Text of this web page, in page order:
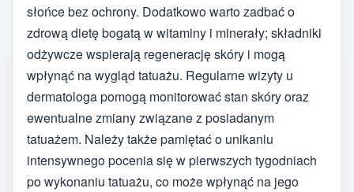
słońce bez ochrony. Dodatkowo warto zadbać o
zdrową dietę bogatą w witaminy i minerały; składniki
odżywcze wspierają regenerację skóry i mogą
wpłynąć na wygląd tatuażu. Regularne wizyty u
dermatologa pomogą monitorować stan skóry oraz
ewentualne zmiany związane z posiadanym
tatuażem. Należy także pamiętać o unikaniu
intensywnego pocenia się w pierwszych tygodniach
po wykonaniu tatuażu, co może wpłynąć na jego